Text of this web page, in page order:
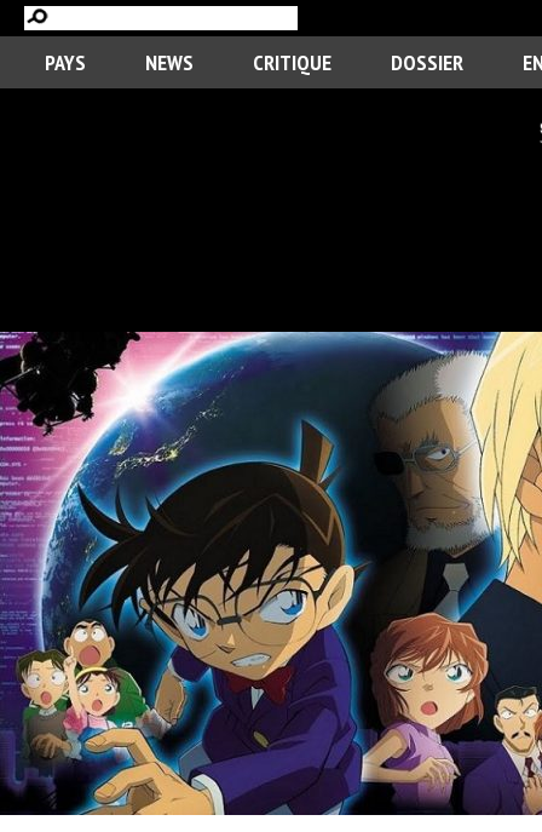
PAYS NEWS CRITIQUE DOSSIER